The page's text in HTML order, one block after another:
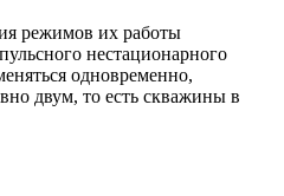
режимов их работы
нестационарного
одновременно,
двум, то есть скважины в